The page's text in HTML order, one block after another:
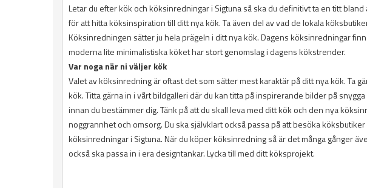
Letar du efter kök och köksinredningar i Sigtuna så ska du definitivt ta en titt
för att hitta köksinspiration till ditt nya kök. Ta även del av vad de lokala
Köksinredningen sätter ju hela prägeln i ditt nya kök. Dagens köksinredningar
moderna lite minimalistiska köket har stort genomslag i dagens kökstrender.
Var noga när ni väljer kök
Valet av köksinredning är oftast det som sätter mest karaktär på ditt nya kök. Ta
kök. Titta gärna in i vårt bildgalleri där du kan titta på inspirerande bilder på
innan du bestämmer dig. Tänk på att du skall leva med ditt kök och den nya
noggrannhet och omsorg. Du ska självklart också passa på att besöka
köksinredningar i Sigtuna. När du köper köksinredning så är det många gånger
också ska passa in i era designtankar. Lycka till med ditt köksprojekt.